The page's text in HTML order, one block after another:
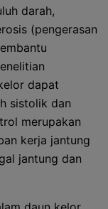
darah,
(pengerasan
dapat
sistolik dan
merupakan
kerja jantung
jantung dan